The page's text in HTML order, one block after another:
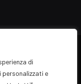
di
e
ARvis.it
di carattere generalista
389/2008